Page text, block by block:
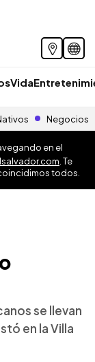
Vida
Negocios
en el
. Te
todos.
se llevan
en la Villa